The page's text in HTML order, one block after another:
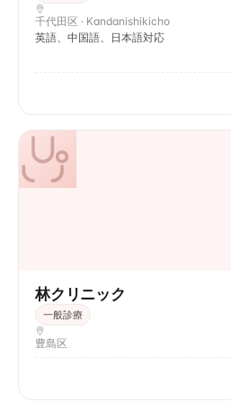
千代田区 · Kandanishikicho
英語、中国語、日本語対応
林クリニック
一般診療
豊島区